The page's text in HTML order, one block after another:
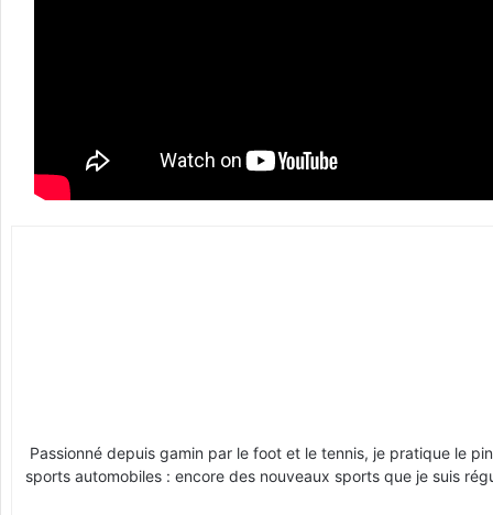
Passionné depuis gamin par le foot et le tennis, je pratique le
sports automobiles : encore des nouveaux sports que je suis